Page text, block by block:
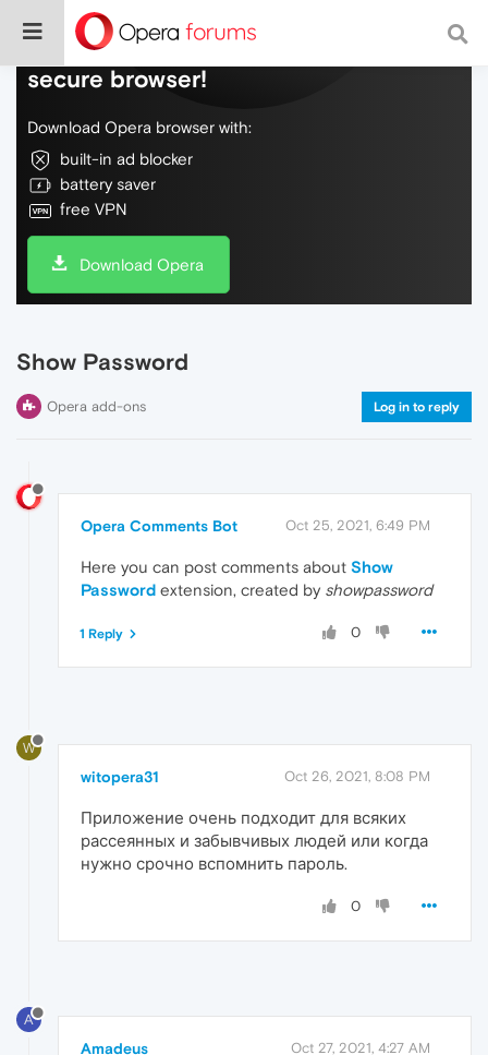
Do more on the web, with a fast and
secure browser!
Download Opera browser with:
built-in ad blocker
battery saver
free VPN
Download Opera
Show Password
Opera add-ons Log in to reply
Opera Comments Bot Oct 25, 2021, 6:49 PM
Here you can post comments about Show
Password extension, created by showpassword
0
1 Reply
W
witopera31 Oct 26, 2021, 8:08 PM
Приложение очень подходит для всяких
рассеянных и забывчивых людей или когда
нужно срочно вспомнить пароль.
0
A
Amadeus Oct 27, 2021, 4:27 AM